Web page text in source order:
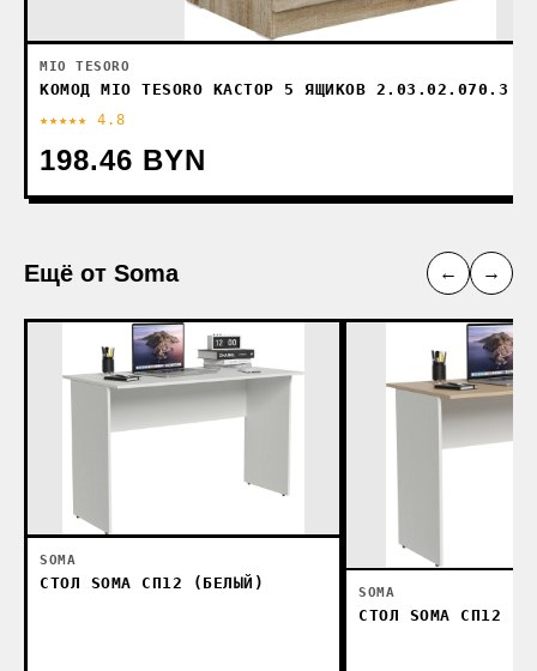
MIO TESORO
КОМОД MIO TESORO КАСТОР 5 ЯЩИКОВ 2.03.02.070.3
★★★★★ 4.8
198.46 BYN
Ещё от Soma ← →
SOMA
СТОЛ SOMA СП12 (БЕЛЫЙ)
SOMA
СТОЛ SOMA СП12